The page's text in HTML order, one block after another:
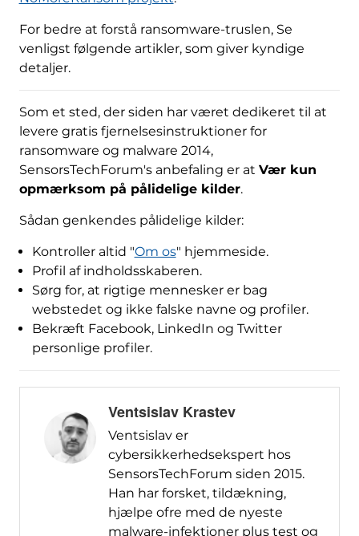
For bedre at forstå ransomware-truslen, Se
venligst følgende artikler, som giver kyndige
detaljer.
Som et sted, der siden har været dedikeret til at
levere gratis fjernelsesinstruktioner for
ransomware og malware 2014,
SensorsTechForum's anbefaling er at Vær kun
opmærksom på pålidelige kilder.
Sådan genkendes pålidelige kilder:
Kontroller altid "Om os" hjemmeside.
Profil af indholdsskaberen.
Sørg for, at rigtige mennesker er bag
webstedet og ikke falske navne og profiler.
Bekræft Facebook, LinkedIn og Twitter
personlige profiler.
Ventsislav Krastev
Ventsislav er
cybersikkerhedsekspert hos
SensorsTechForum siden 2015.
Han har forsket, tildækning,
hjælpe ofre med de nyeste
malware-infektioner plus test og